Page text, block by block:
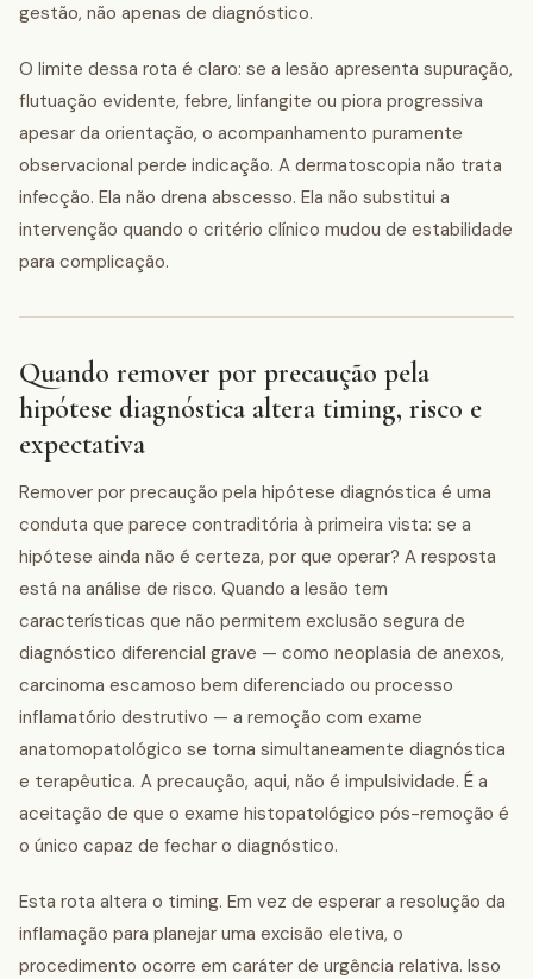
gestão, não apenas de diagnóstico.
O limite dessa rota é claro: se a lesão apresenta supuração,
flutuação evidente, febre, linfangite ou piora progressiva
apesar da orientação, o acompanhamento puramente
observacional perde indicação. A dermatoscopia não trata
infecção. Ela não drena abscesso. Ela não substitui a
intervenção quando o critério clínico mudou de estabilidade
para complicação.
Quando remover por precaução pela
hipótese diagnóstica altera timing, risco e
expectativa
Remover por precaução pela hipótese diagnóstica é uma
conduta que parece contraditória à primeira vista: se a
hipótese ainda não é certeza, por que operar? A resposta
está na análise de risco. Quando a lesão tem
características que não permitem exclusão segura de
diagnóstico diferencial grave — como neoplasia de anexos,
carcinoma escamoso bem diferenciado ou processo
inflamatório destrutivo — a remoção com exame
anatomopatológico se torna simultaneamente diagnóstica
e terapêutica. A precaução, aqui, não é impulsividade. É a
aceitação de que o exame histopatológico pós-remoção é
o único capaz de fechar o diagnóstico.
Esta rota altera o timing. Em vez de esperar a resolução da
inflamação para planejar uma excisão eletiva, o
procedimento ocorre em caráter de urgência relativa. Isso